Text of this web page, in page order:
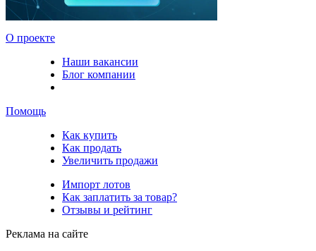
О проекте
Наши вакансии
Блог компании
Помощь
Как купить
Как продать
Увеличить продажи
Импорт лотов
Как заплатить за товар?
Отзывы и рейтинг
Реклама на сайте